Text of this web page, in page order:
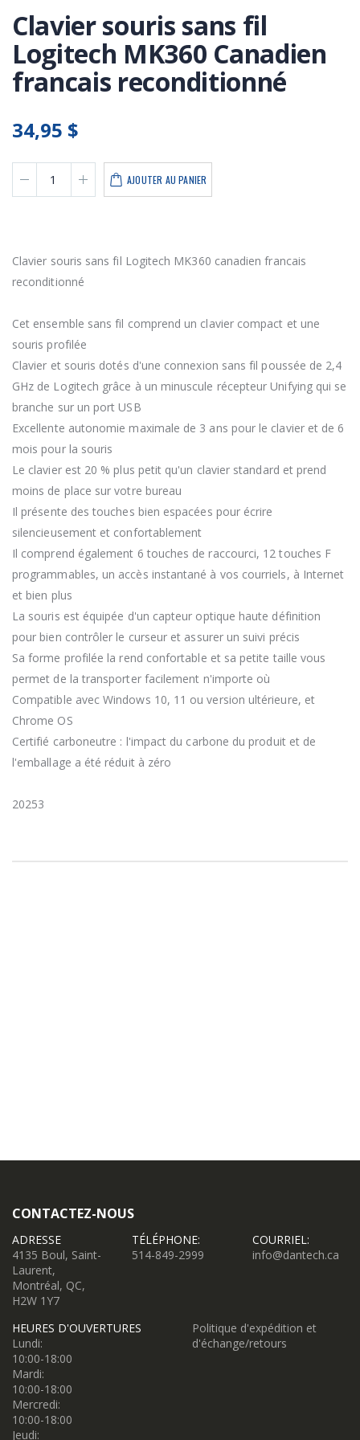
Clavier souris sans fil
Logitech MK360 Canadien
francais reconditionné
34,95 $
AJOUTER AU PANIER
Clavier souris sans fil Logitech MK360 canadien francais
reconditionné
Cet ensemble sans fil comprend un clavier compact et une
souris profilée
Clavier et souris dotés d'une connexion sans fil poussée de 2,4
GHz de Logitech grâce à un minuscule récepteur Unifying qui se
branche sur un port USB
Excellente autonomie maximale de 3 ans pour le clavier et de 6
mois pour la souris
Le clavier est 20 % plus petit qu'un clavier standard et prend
moins de place sur votre bureau
Il présente des touches bien espacées pour écrire
silencieusement et confortablement
Il comprend également 6 touches de raccourci, 12 touches F
programmables, un accès instantané à vos courriels, à Internet
et bien plus
La souris est équipée d'un capteur optique haute définition
pour bien contrôler le curseur et assurer un suivi précis
Sa forme profilée la rend confortable et sa petite taille vous
permet de la transporter facilement n'importe où
Compatible avec Windows 10, 11 ou version ultérieure, et
Chrome OS
Certifié carboneutre : l'impact du carbone du produit et de
l'emballage a été réduit à zéro
20253
CONTACTEZ-NOUS
ADRESSE
4135 Boul, Saint-
Laurent,
Montréal, QC,
H2W 1Y7
TÉLÉPHONE:
514-849-2999
COURRIEL:
info@dantech.ca
HEURES D'OUVERTURES
Lundi:
10:00-18:00
Mardi:
10:00-18:00
Mercredi:
10:00-18:00
Jeudi:
Politique d'expédition et
d'échange/retours